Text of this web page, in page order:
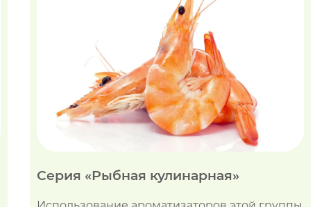
Серия «Рыбная кулинарная»